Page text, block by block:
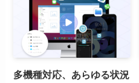
多機種対応、あらゆる状況